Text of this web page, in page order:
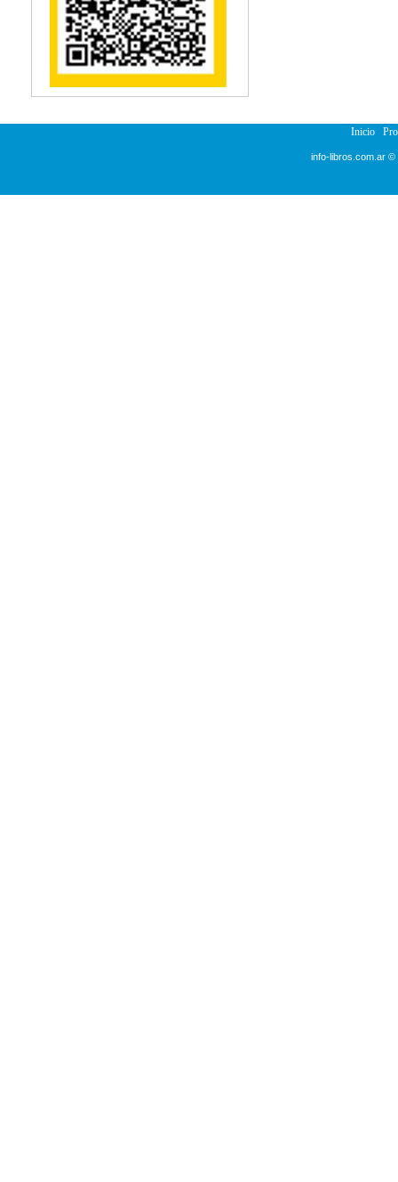
Reumatología
Salud Pública
Semiología
Terapia Ocupacional
Urología
Inicio
info-libros.com.ar